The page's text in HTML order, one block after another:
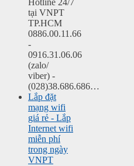
Hotline 24/7
tại VNPT
TP.HCM
0886.00.11.66
-
0916.31.06.06
(zalo/
viber) -
(028)38.686.686…
Lắp đặt
mạng wifi
giá rẻ - Lắp
Internet wifi
miễn phí
trong ngày
VNPT